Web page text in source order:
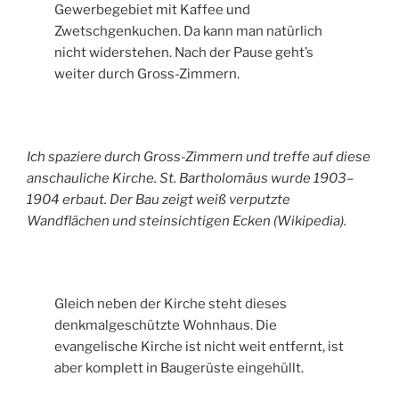
Gewerbegebiet mit Kaffee und
Zwetschgenkuchen. Da kann man natürlich
nicht widerstehen. Nach der Pause geht’s
weiter durch Gross-Zimmern.
Ich spaziere durch Gross-Zimmern und treffe auf diese
anschauliche Kirche. St. Bartholomäus wurde 1903–
1904 erbaut. Der Bau zeigt weiß verputzte
Wandflächen und steinsichtigen Ecken (Wikipedia).
Gleich neben der Kirche steht dieses
denkmalgeschützte Wohnhaus. Die
evangelische Kirche ist nicht weit entfernt, ist
aber komplett in Baugerüste eingehüllt.